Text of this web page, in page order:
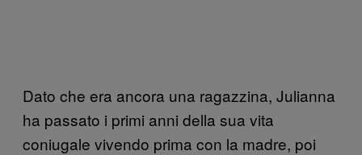
Dato che era ancora una ragazzina, Julianna
ha passato i primi anni della sua vita
coniugale vivendo prima con la madre, poi